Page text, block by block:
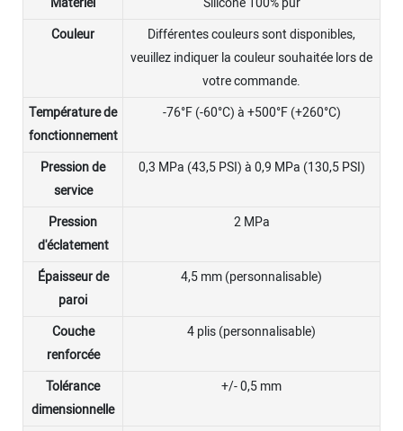
Couleur
Différentes couleurs sont disponibles,
veuillez indiquer la couleur souhaitée lors de
votre commande.
Température de
fonctionnement
-76°F (-60°C) à +500°F (+260°C)
Pression de
service
0,3 MPa (43,5 PSI) à 0,9 MPa (130,5 PSI)
Pression
d'éclatement
2 MPa
Épaisseur de
paroi
4,5 mm (personnalisable)
Couche
renforcée
4 plis (personnalisable)
Tolérance
dimensionnelle
+/- 0,5 mm